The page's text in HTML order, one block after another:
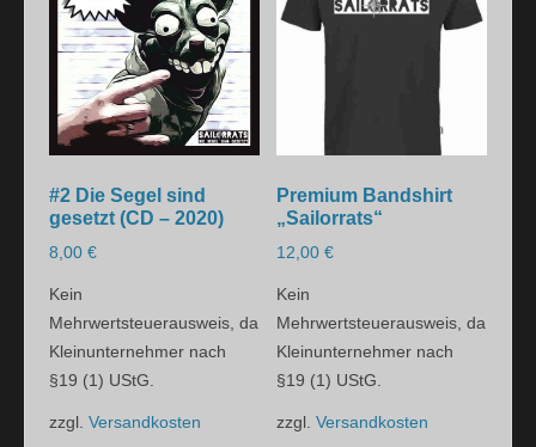
#2 Die Segel sind
gesetzt (CD – 2020)
8,00 €
Kein
Mehrwertsteuerausweis, da
Kleinunternehmer nach
§19 (1) UStG.
zzgl. Versandkosten
Premium Bandshirt
„Sailorrats“
12,00€
Kein
Mehrwertsteuerausweis, da
Kleinunternehmer nach
§19 (1) UStG.
zzgl.Versandkosten